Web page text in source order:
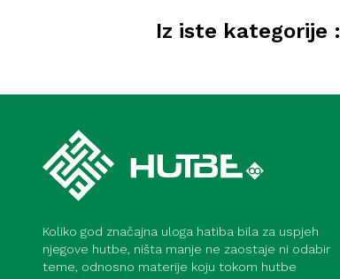
Iz iste kategorije :
Koliko god značajna uloga hatiba bila za uspjeh
njegove hutbe, ništa manje ne zaostaje ni odabir
teme, odnosno materije koju tokom hutbe